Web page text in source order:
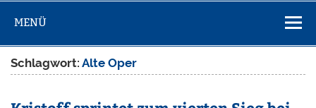
MENÜ
Schlagwort:Alte Oper